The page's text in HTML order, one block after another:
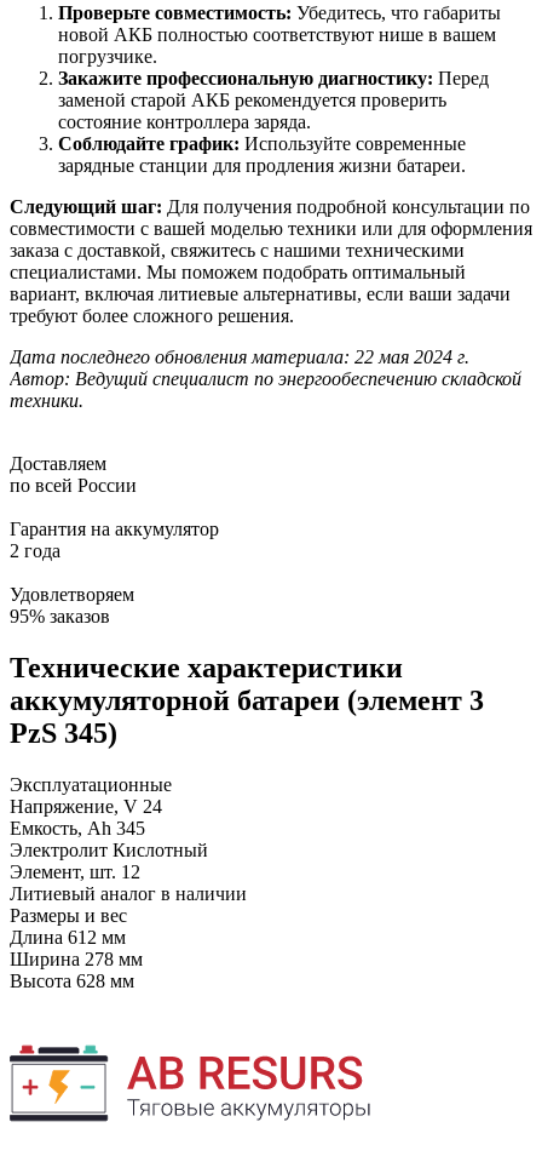
Проверьте совместимость: Убедитесь, что габариты
новой АКБ полностью соответствуют нише в вашем
погрузчике.
Закажите профессиональную диагностику: Перед
заменой старой АКБ рекомендуется проверить
состояние контроллера заряда.
Соблюдайте график: Используйте современные
зарядные станции для продления жизни батареи.
Следующий шаг: Для получения подробной консультации по
совместимости с вашей моделью техники или для оформления
заказа с доставкой, свяжитесь с нашими техническими
специалистами. Мы поможем подобрать оптимальный
вариант, включая литиевые альтернативы, если ваши задачи
требуют более сложного решения.
Дата последнего обновления материала: 22 мая 2024 г.
Автор: Ведущий специалист по энергообеспечению складской
техники.
Доставляем
по всей России
Гарантия на аккумулятор
2 года
Удовлетворяем
95% заказов
Технические характеристики
аккумуляторной батареи (элемент 3
PzS 345)
Эксплуатационные
Напряжение, V 24
Емкость, Ah 345
Электролит Кислотный
Элемент, шт. 12
Литиевый аналог в наличии
Размеры и вес
Длина 612 мм
Ширина 278 мм
Высота 628 мм